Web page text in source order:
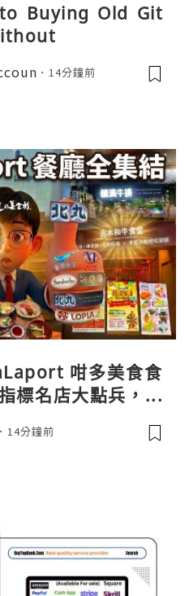
Buying Old Git
14分鐘前
咁多美食食
標名店大點兵，深
丸」職人料理與南
食區！
14分鐘前